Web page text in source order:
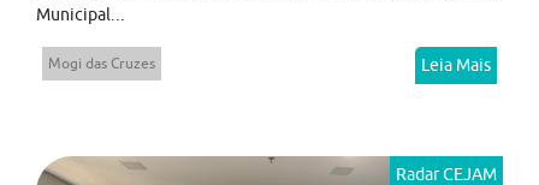
Municipal...
Mogi das Cruzes Leia Mais
Radar CEJAM